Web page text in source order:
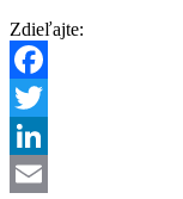
Zdieľajte:
Facebook
Twitter
LinkedIn